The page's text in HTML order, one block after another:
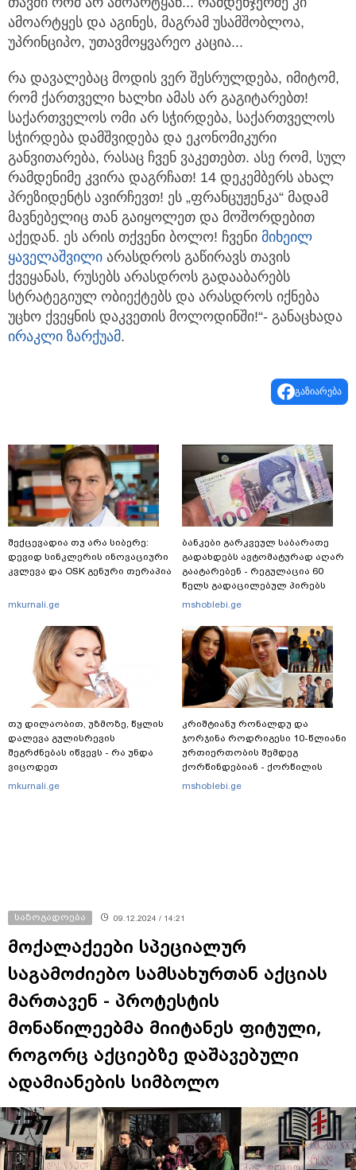
ამოარტყეს და აგინეს, მაგრამ უსამშობლოა,
უპრინციპო, უთავმოყვარეო კაცია...
რა დავალებაც მოდის ვერ შესრულდება, იმიტომ,
რომ ქართველი ხალხი ამას არ გაგიტარებთ!
საქართველოს ომი არ სჭირდება, საქართველოს
სჭირდება დამშვიდება და ეკონომიკური
განვითარება, რასაც ჩვენ ვაკეთებთ. ასე რომ, სულ
რამდენიმე კვირა დაგრჩათ! 14 დეკემბერს ახალ
პრეზიდენტს ავირჩევთ! ეს „ფრანცუჟენკა“ მადამ
მავნებელიც თან გაიყოლეთ და მოშორდებით
აქედან. ეს არის თქვენი ბოლო! ჩვენი მიხეილ
ყაველაშვილი არასდროს გაწირავს თავის
ქვეყანას, რუსებს არასდროს გადააბარებს
სტრატეგიულ ობიექტებს და არასდროს იქნება
უცხო ქვეყნის დაკვეთის მოლოდინში!“- განაცხადა
ირაკლი ზარქუამ.
გაზიარება
შექცევადია თუ არა სიბერე:
დევიდ სინკლერის ინოვაციური
კვლევა და OSK გენური თერაპია
mkurnali.ge
თუ დილაობით, უზმოზე, წყლის
დალევა გულისრევის
შეგრძნებას იწვევს - რა უნდა
ვიცოდეთ
mkurnali.ge
ბანკები გარკვეულ საბარათე
გადახდებს ავტომატურად აღარ
გაატარებენ - რეგულაცია 60
წელს გადაცილებულ პირებს
შეეხება
mshoblebi.ge
კრიშტიანუ რონალდუ და
ჯორჯინა როდრიგესი 10-წლიანი
ურთიერთობის შემდეგ
ქორწინდებიან - ქორწილის
პირველი დეტალები
mshoblebi.ge
საზოგადოება 09.12.2024 / 14:21
მოქალაქეები სპეციალურ
საგამოძიებო სამსახურთან აქციას
მართავენ - პროტესტის
მონაწილეებმა მიიტანეს ფიტული,
როგორც აქციებზე დაშავებული
ადამიანების სიმბოლო